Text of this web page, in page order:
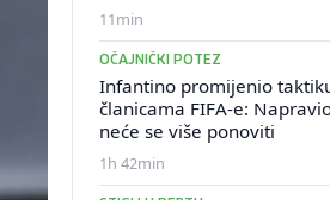
11min
OČAJNIČKI POTEZ
Infantino promijenio
članicama FIFA-e:
neće se više ponoviti
1h 42min